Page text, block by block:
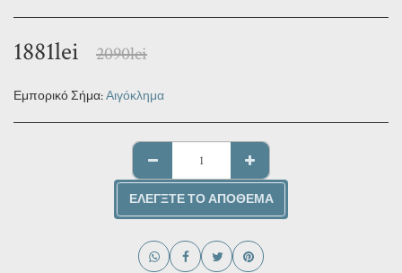
1881lei 2090lei
Εμπορικό Σήμα:Αιγόκλημα
ΕΛΈΓΞΤΕ ΤΟ ΑΠΌΘΕΜΑ